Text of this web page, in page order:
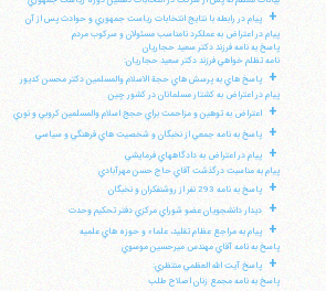
+
پيام در رابطه با نتايج انتخابات رياست جمهوري و حوادث پس از آن
پيام در اعتراض به عملكرد نامناسب مسئولان و سركوب مردم
پاسخ به نامه فرزند دكتر سعيد حجاريان
نامه تظلم خواهي فرزند دكتر سعيد حجاريان:
+
پاسخ هاي به پرسش هاي حجة الاسلام والمسلمين دكتر محسن كديور
پيام در اعتراض به كشتار مسلمانان در كشور چين
+ اعتراض به توهين و مزاحمت براي حجج اسلام والمسلمين كروبي و نوري
+ پاسخ به نامه جمعي از نخبگان و شخصيت هاي فرهنگي و سياسي
+
پيام در اعتراض به دادگاههاي فرمايشي
پيام به مناسبت درگذشت آقاي حاج حسن مهرآبادي
+ پاسخ به نامه 293 نفر از روشنفكران و نخبگان
+ ديدار دانشجويان عضو شوراي مركزي دفتر تحكيم وحدت
+
پيام به مراجع عظام تقليد، علماء و حوزه هاي علميه
پاسخ به نامه آقاي مهندس ميرحسين موسوي
+
پاسخ آيت الله العظمي منتظري:
پاسخ به نامه مجمع زنان اصلاح طلب